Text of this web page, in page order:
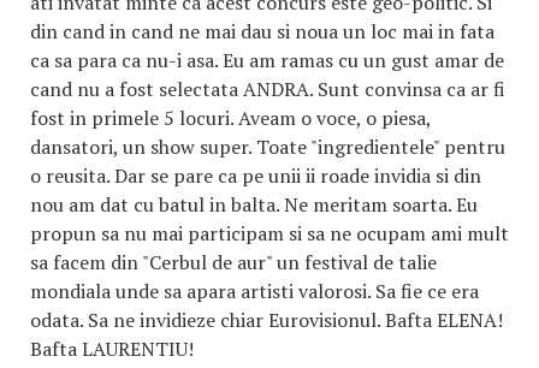
din cand in cand ne mai dau si noua un loc mai in fata
ca sa para ca nu-i asa. Eu am ramas cu un gust amar de
cand nu a fost selectata ANDRA. Sunt convinsa ca ar fi
fost in primele 5 locuri. Aveam o voce, o piesa,
dansatori, un show super. Toate "ingredientele" pentru
o reusita. Dar se pare ca pe unii ii roade invidia si din
nou am dat cu batul in balta. Ne meritam soarta. Eu
propun sa nu mai participam si sa ne ocupam ami mult
sa facem din "Cerbul de aur" un festival de talie
mondiala unde sa apara artisti valorosi. Sa fie ce era
odata. Sa ne invidieze chiar Eurovisionul. Bafta ELENA!
Bafta LAURENTIU!